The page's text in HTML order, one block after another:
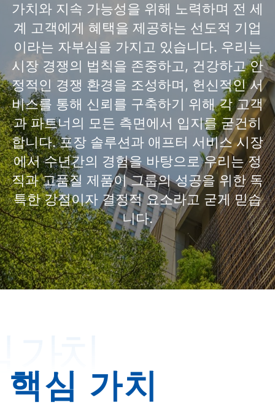
가치와 지속 가능성을 위해 노력하며 전 세
계 고객에게 혜택을 제공하는 선도적 기업
이라는 자부심을 가지고 있습니다. 우리는
시장 경쟁의 법칙을 존중하고, 건강하고 안
정적인 경쟁 환경을 조성하며, 헌신적인 서
비스를 통해 신뢰를 구축하기 위해 각 고객
과 파트너의 모든 측면에서 입지를 굳건히
합니다. 포장 솔루션과 애프터 서비스 시장
에서 수년간의 경험을 바탕으로 우리는 정
직과 고품질 제품이 그룹의 성공을 위한 독
특한 강점이자 결정적 요소라고 굳게 믿습
니다.
핵심 가치